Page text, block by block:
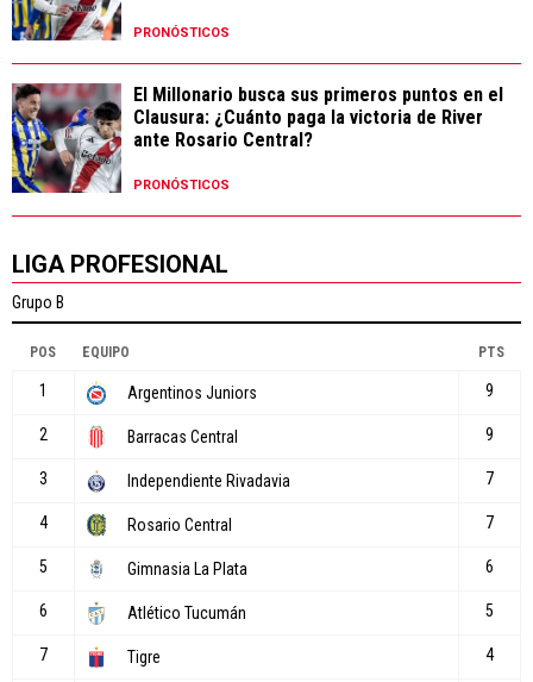
PRONÓSTICOS
El Millonario busca sus primeros puntos en el
Clausura: ¿Cuánto paga la victoria de River
ante Rosario Central?
PRONÓSTICOS
LIGA PROFESIONAL